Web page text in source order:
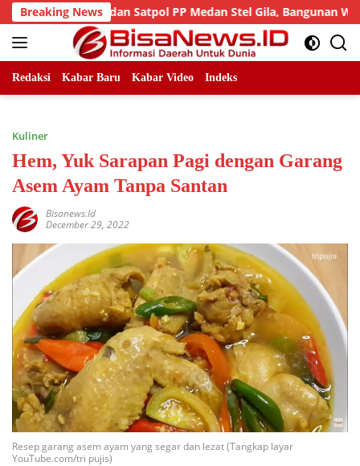
Skip
to
content
Breaking News
Cikataru dan Satpol PP Medan Stel Gila, Bangunan Wins
Redaksi Kabar Baru Kabar Video Indeks
Kuliner
Hem, Yuk Sarapan Pagi dengan Garang
Asem Ayam Tanpa Santan
Bisanews.id
December 29, 2022
Resep garang asem ayam yang segar dan lezat (Tangkap layar
YouTube.com/tri pujis)